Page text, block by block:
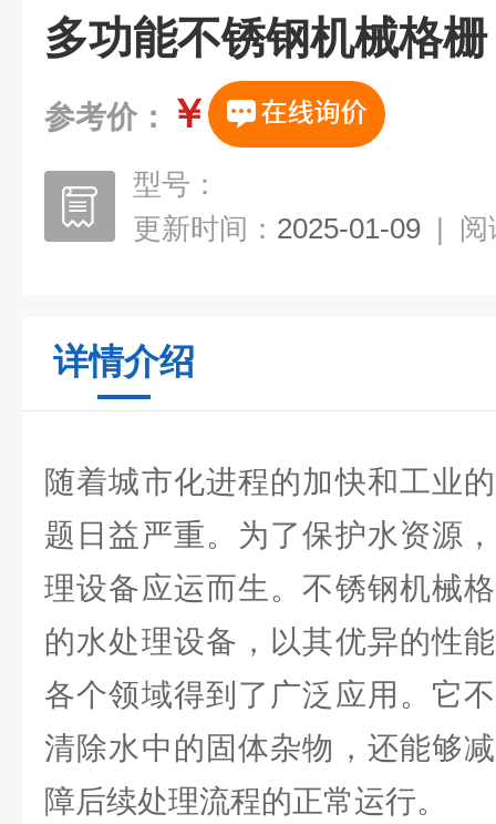
多功能不锈钢机械格栅
参考价： ￥
型号：
更新时间： 2025-01-09 | 阅
详情介绍
随着城市化进程的加快和工业
题日益严重。为了保护水资源
理设备应运而生。不锈钢机械
的水处理设备，以其优异的性
各个领域得到了广泛应用。它
清除水中的固体杂物，还能够
障后续处理流程的正常运行。